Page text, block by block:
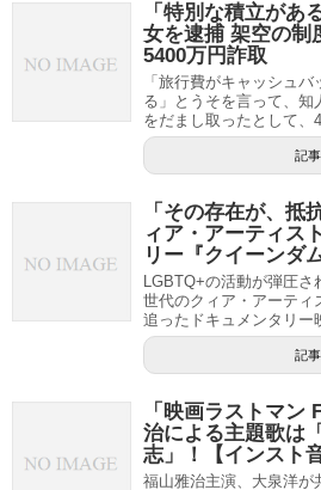
「特別な積立があ
女を逮捕 架空の制
5400万円詐取
「旅行費がキャッシュ
る」とうそを言って、知
をだまし取ったとして、
記
「その存在が、抵
ィア・アーティス
リー『クイーンダ
LGBTQ+の活動が弾圧さ
世代のクィア・アーティ
追ったドキュメンタリー
記
「映画ラストマン
治による主題歌は
志」！【インスト
福山雅治主演、大泉洋が